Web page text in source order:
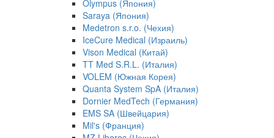
Olympus (Япония)
Saraya (Япония)
Medetron s.r.o. (Чехия)
IceCure Medical (Израиль)
Vison Medical (Китай)
TT Med S.R.L. (Италия)
VOLEM (Южная Корея)
Quanta System SpA (Италия)
Dornier MedTech (Германия)
EMS SA (Швейцария)
Mil's (Франция)